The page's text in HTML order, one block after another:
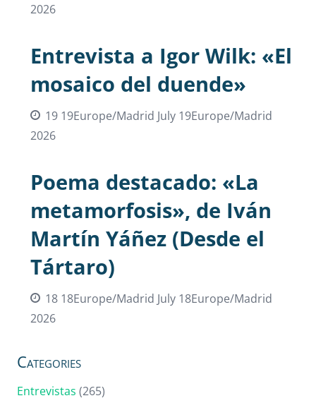
2026
Entrevista a Igor Wilk: «El
mosaico del duende»
19 19Europe/Madrid July 19Europe/Madrid
2026
Poema destacado: «La
metamorfosis», de Iván
Martín Yáñez (Desde el
Tártaro)
18 18Europe/Madrid July 18Europe/Madrid
2026
Categories
Entrevistas (265)